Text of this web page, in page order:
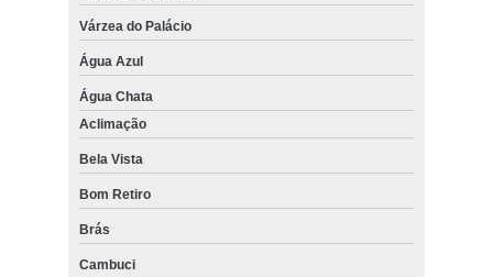
Várzea do Palácio
Água Azul
Água Chata
Aclimação
Bela Vista
Bom Retiro
Brás
Cambuci